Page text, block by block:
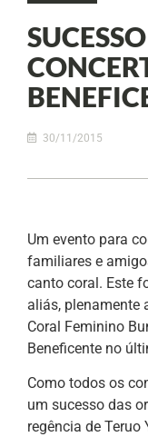
30/11/2015
Um evento para
familiares e
canto coral. Este
aliás, plenamente
Coral Feminino
Beneficente no
Como todos os
um sucesso das
regência de